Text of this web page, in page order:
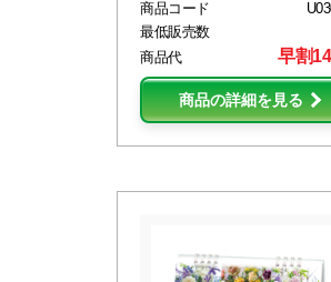
商品コード
最低販売数
商品代
早割
商品の詳細を見る